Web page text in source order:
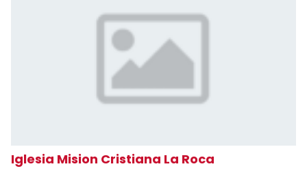
Iglesia Mision Cristiana La Roca